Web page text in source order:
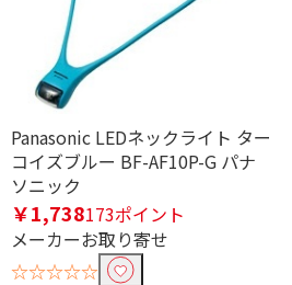
Panasonic LEDネックライト ター
コイズブルー BF-AF10P-G パナ
ソニック
￥1,738173ポイント
メーカーお取り寄せ
☆☆☆☆☆